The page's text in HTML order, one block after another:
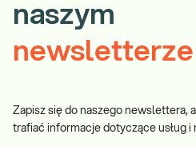
naszym
newsletterze
Zapisz się do naszego newslettera,
trafiać informacje dotyczące usług i